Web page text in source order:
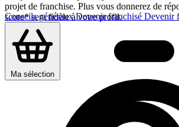
Conseils générauxDevenir franchisé Devenir
Ma sélection
projet de franchise. Plus vous donnerez de
score* sera fidèle à votre profil.